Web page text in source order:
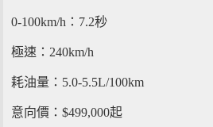
0-100km/h：7.2秒
極速：240km/h
耗油量：5.0-5.5L/100km
意向價：$499,000起